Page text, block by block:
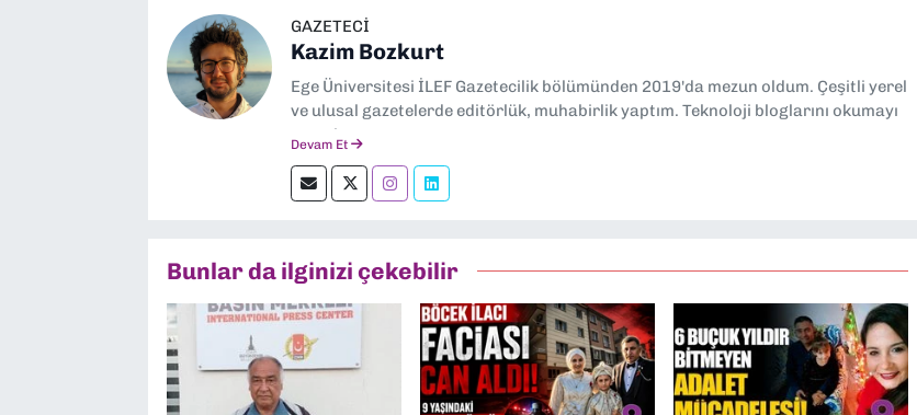
GAZETECI
Kazim Bozkurt
Ege Üniversitesi İLEF Gazetecilik bölümünden 2019'da mezun oldum. Çeşitli yerel
ve ulusal gazetelerde editörlük, muhabirlik yaptım. Teknoloji bloglarını okumayı
severim.
Devam Et
Bunlar da ilginizi çekebilir